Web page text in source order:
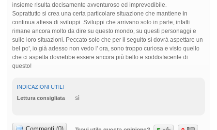
insieme risulta decisamente avventuroso ed imprevedibile.
Soprattutto si crea una certa particolare situazione che mantiene in
continua attesa di sviluppi. Sviluppi che arrivano solo in parte, infatti
rimane ancora molto da dire su questo mondo, su questi personaggi e
sulle loro situazioni. Peccato solo che per il seguito si dovrà aspettare un
bel po', io già adesso non vedo l' ora, sono troppo curiosa e visto quello
che ci aspetta dovrebbe essere ancora più bello e soddisfacente di
questo!
INDICAZIONI UTILI
Lettura consigliata
sì